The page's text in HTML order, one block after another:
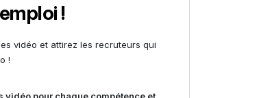
!
vidéo et attirez les recruteurs qui
!